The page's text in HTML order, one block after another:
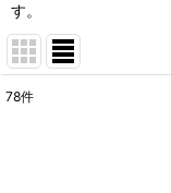
す。
78件